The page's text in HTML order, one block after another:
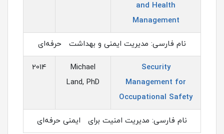
and Health
Management
نام فارسی: مدیریت ایمنی و بهداشت حرفه‌ای
Security
Management for
Occupational Safety
Michael
Land, PhD
2014
نام فارسی: مدیریت امنیت برای ایمنی حرفه‌ای